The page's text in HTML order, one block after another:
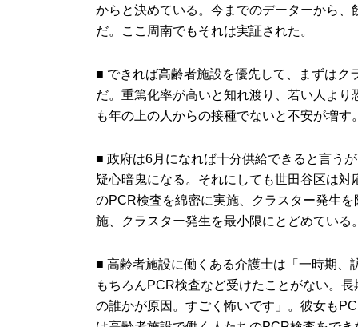
からと決めている。今までのデーターから
だ。ここ周南でもそれは実証された。
■ できれば高齢者施設を優先して、まずは
だ。重篤化率が高いと知れ渡り、若い人よ
も年の上の人からの接種でないと不安が増す
■ 政府は6月になれば十分供給できると言う
疑心暗鬼になる。それにしても世田谷区は
のPCR検査を綿密に実施、クラスター発生
施、クラスター発生を最小限にとどめている
■ 高齢者施設に働くある介護士は「一時期
もちろんPCR検査など受けたことがない。
の誰かが原因。すごく怖いです」。彼女も